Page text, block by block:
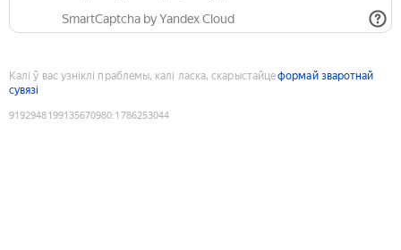
SmartCaptcha by Yandex Cloud
Калі ў вас узніклі праблемы, калі ласка, скарыстайцеформай зваротнай
сувязі
9192948199135670980:1786253044